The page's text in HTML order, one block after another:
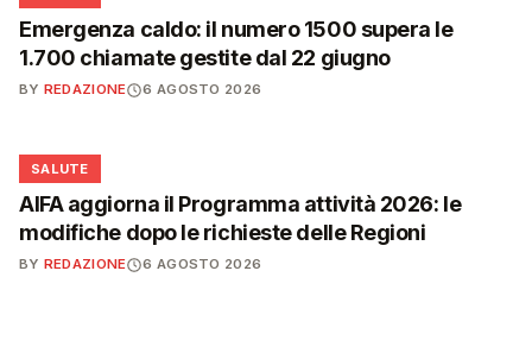
Emergenza caldo: il numero 1500 supera le
1.700 chiamate gestite dal 22 giugno
BY REDAZIONE 6 AGOSTO 2026
❤️
SALUTE
AIFA aggiorna il Programma attività 2026: le
modifiche dopo le richieste delle Regioni
BY REDAZIONE 6 AGOSTO 2026